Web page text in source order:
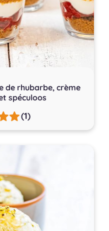
de rhubarbe, crème
spéculoos
(1)